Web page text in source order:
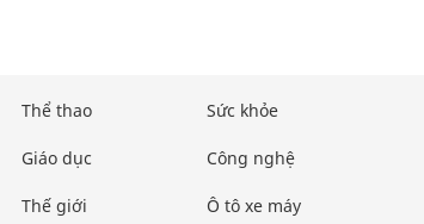
Thể thao
Giáo dục
Thế giới
Sức khỏe
Công nghệ
Ô tô xe máy